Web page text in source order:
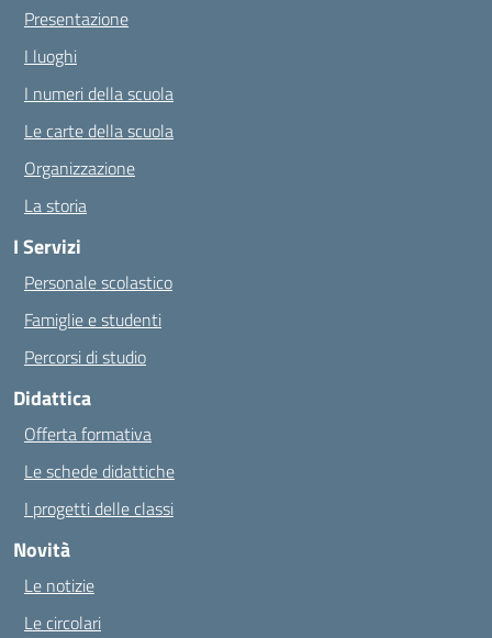
Presentazione
I luoghi
I numeri della scuola
Le carte della scuola
Organizzazione
La storia
I Servizi
Personale scolastico
Famiglie e studenti
Percorsi di studio
Didattica
Offerta formativa
Le schede didattiche
I progetti delle classi
Novità
Le notizie
Le circolari